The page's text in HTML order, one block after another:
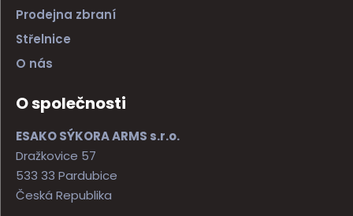
Prodejna zbraní
Střelnice
O nás
O společnosti
ESAKO SÝKORA ARMS s.r.o.
Dražkovice 57
533 33 Pardubice
Česká Republika